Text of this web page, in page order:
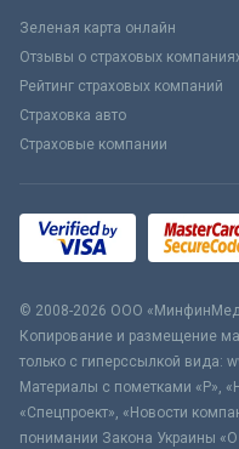
Зеленая карта онлайн
Отзывы о страховых
Рейтинг страховых компаний
Страховка авто
Страховые компании
© 2008-2026 ООО
Копирование и размещение
только с гиперссылкой вида:
Материалы с пометками «Р»,
«Спецпроект», «Новости
понимании Закона Украины